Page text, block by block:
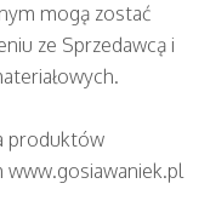
mogą zostać
ze Sprzedawcą i
produktów